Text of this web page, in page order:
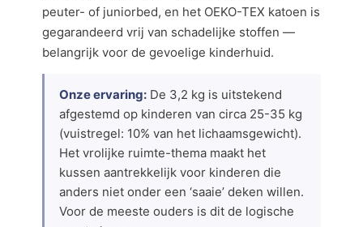
peuter- of juniorbed, en het OEKO-TEX katoen is
gegarandeerd vrij van schadelijke stoffen —
belangrijk voor de gevoelige kinderhuid.
Onze ervaring: De 3,2 kg is uitstekend
afgestemd op kinderen van circa 25-35 kg
(vuistregel: 10% van het lichaamsgewicht).
Het vrolijke ruimte-thema maakt het
kussen aantrekkelijk voor kinderen die
anders niet onder een ‘saaie’ deken willen.
Voor de meeste ouders is dit de logische